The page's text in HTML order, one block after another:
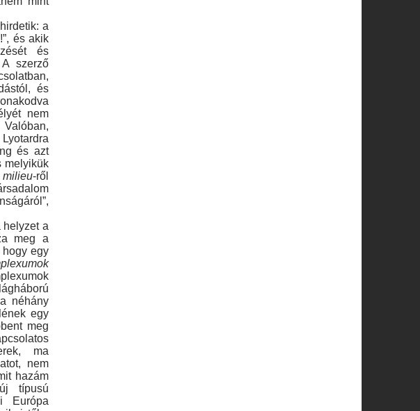
a
és akik
és
szerző
és
nem
és azt
melyikük
milieu-ről
helyzet a
meg a
hogy egy
néhány
egy
meg
ma
nem
hazám
típusú
Európa